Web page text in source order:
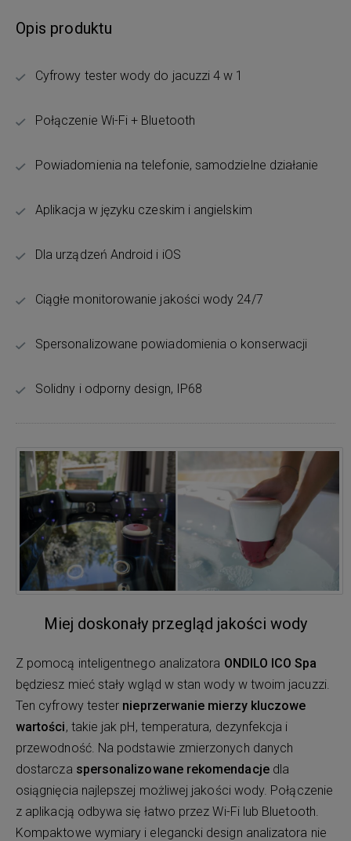
Opis produktu
Cyfrowy tester wody do jacuzzi 4 w 1
Połączenie Wi-Fi + Bluetooth
Powiadomienia na telefonie, samodzielne działanie
Aplikacja w języku czeskim i angielskim
Dla urządzeń Android i iOS
Ciągłe monitorowanie jakości wody 24/7
Spersonalizowane powiadomienia o konserwacji
Solidny i odporny design, IP68
Miej doskonały przegląd jakości wody
Z pomocą inteligentnego analizatora ONDILO ICO Spa
będziesz mieć stały wgląd w stan wody w twoim jacuzzi.
Ten cyfrowy tester nieprzerwanie mierzy kluczowe
wartości, takie jak pH, temperatura, dezynfekcja i
przewodność. Na podstawie zmierzonych danych
dostarcza spersonalizowane rekomendacjedla
osiągnięcia najlepszej możliwej jakości wody. Połączenie
z aplikacją odbywa się łatwo przez Wi-Fi lub Bluetooth.
Kompaktowe wymiary i elegancki design analizatora nie